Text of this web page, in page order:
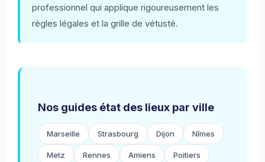
professionnel qui applique rigoureusement les
règles légales et la grille de vétusté.
Nos guides état des lieux par ville
Marseille Strasbourg Dijon Nîmes
Metz Rennes Amiens Poitiers